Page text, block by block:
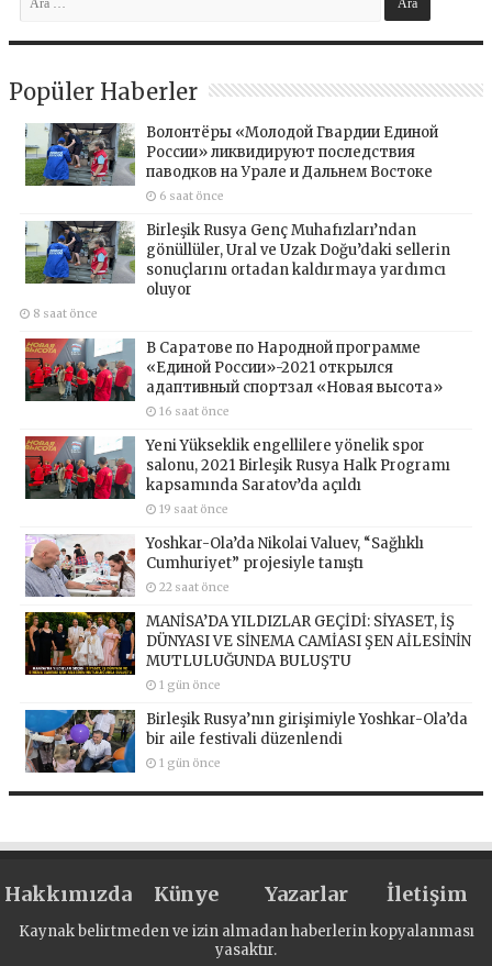
Popüler Haberler
Волонтёры «Молодой Гвардии Единой
России» ликвидируют последствия
паводков на Урале и Дальнем Востоке
6 saat önce
Birleşik Rusya Genç Muhafızları’ndan
gönüllüler, Ural ve Uzak Doğu’daki sellerin
sonuçlarını ortadan kaldırmaya yardımcı
oluyor
8 saat önce
В Саратове по Народной программе
«Единой России»-2021 открылся
адаптивный спортзал «Новая высота»
16 saat önce
Yeni Yükseklik engellilere yönelik spor
salonu, 2021 Birleşik Rusya Halk Programı
kapsamında Saratov’da açıldı
19 saat önce
Yoshkar-Ola’da Nikolai Valuev, “Sağlıklı
Cumhuriyet” projesiyle tanıştı
22 saat önce
MANİSA’DA YILDIZLAR GEÇİDİ: SİYASET, İŞ
DÜNYASI VE SİNEMA CAMİASI ŞEN AİLESİNİN
MUTLULUĞUNDA BULUŞTU
1 gün önce
Birleşik Rusya’nın girişimiyle Yoshkar-Ola’da
bir aile festivali düzenlendi
1 gün önce
Hakkımızda Künye Yazarlar İletişim
Kaynak belirtmeden ve izin almadan haberlerin kopyalanması
yasaktır.